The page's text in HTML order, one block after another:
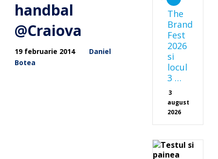
handbal
@Craiova
19 februarie 2014
Daniel
Botea
The
Brand
Fest
2026
si
locul
3 …
3
august
2026